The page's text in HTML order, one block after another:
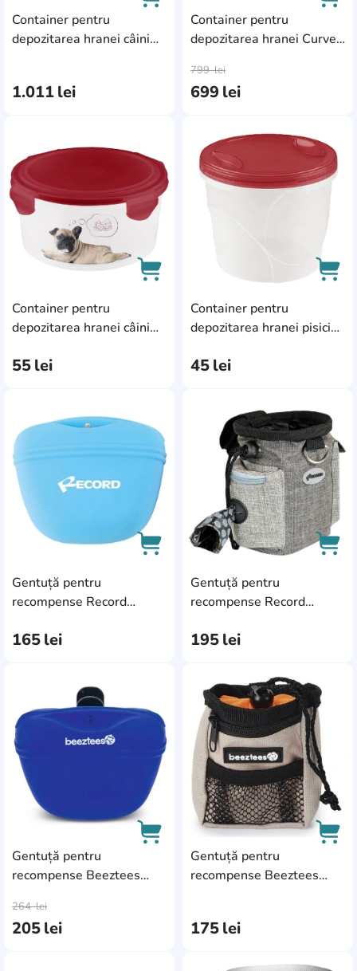
Container pentru
depozitarea hranei câini
1.011lei
AddCardToCart
Container pentru
depozitarea hranei Curver
(241093)
699 lei
799lei
Container pentru
depozitarea hranei câini
(46177)
55lei
AddCardToFavourite
AddCardToCart
Container pentru
depozitarea hranei pisici
(45481)
45lei
Gentuță pentru
recompense Record
165lei
AddCardToFavourite
AddCardToCart
Gentuță pentru
recompense Record
195lei
Gentuță pentru
recompense Beeztees
205lei
264lei
AddCardToFavourite
AddCardToCart
Gentuță pentru
recompense Beeztees
175lei